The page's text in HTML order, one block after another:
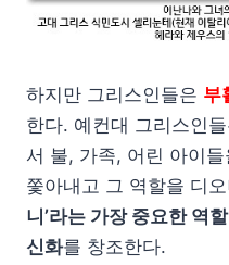
하지만 그리스인들은 부
한다. 예컨대 그리스인
서 불, 가족, 어린 아이
쫓아내고 그 역할을 디
니’라는 가장 중요한 역
신화를 창조한다.